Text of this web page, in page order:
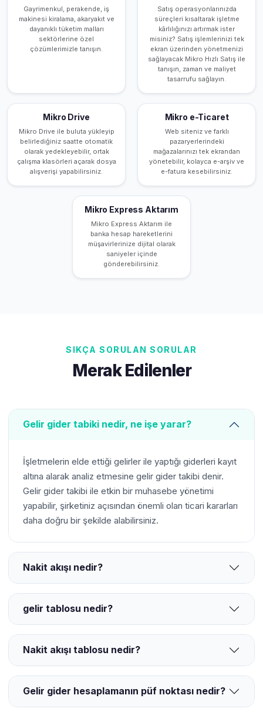
Gayrimenkul, perakende, iş
makinesi kiralama, akaryakıt ve
dayanıklı tüketim malları
sektörlerine özel
çözümlerimizle tanışın.
Satış operasyonlarınızda
süreçleri kısaltarak işletme
kârlılığınızı artırmak ister
misiniz? Satış işlemlerinizi tek
ekran üzerinden yönetmenizi
sağlayacak Mikro Hızlı Satış ile
tanışın, zaman ve maliyet
tasarrufu sağlayın.
Mikro Drive
Mikro Drive ile buluta yükleyip
belirlediğiniz saatte otomatik
olarak yedekleyebilir, ortak
çalışma klasörleri açarak dosya
alışverişi yapabilirsiniz.
Mikro e-Ticaret
Web siteniz ve farklı
pazaryerlerindeki
mağazalarınızı tek ekrandan
yönetebilir, kolayca e-arşiv ve
e-fatura kesebilirsiniz.
Mikro Express Aktarım
Mikro Express Aktarım ile
banka hesap hareketlerini
müşavirlerinize dijital olarak
saniyeler içinde
gönderebilirsiniz.
SIKÇA SORULAN SORULAR
Merak Edilenler
Gelir gider tabiki nedir, ne işe yarar?
İşletmelerin elde ettiği gelirler ile yaptığı giderleri kayıt
altına alarak analiz etmesine gelir gider takibi denir.
Gelir gider takibi ile etkin bir muhasebe yönetimi
yapabilir, şirketiniz açısından önemli olan ticari kararları
daha doğru bir şekilde alabilirsiniz.
Nakit akışı nedir?
gelir tablosu nedir?
Nakit akışı tablosu nedir?
Gelir gider hesaplamanın püf noktası nedir?